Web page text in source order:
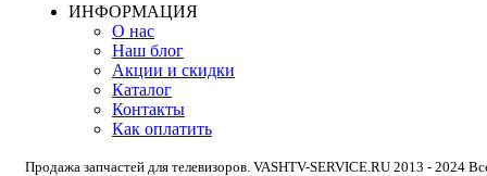
ИНФОРМАЦИЯ
О нас
Наш блог
Акции и скидки
Каталог
Контакты
Как оплатить
Продажа запчастей для телевизоров. VASHTV-SERVICE.RU 2013 - 2024